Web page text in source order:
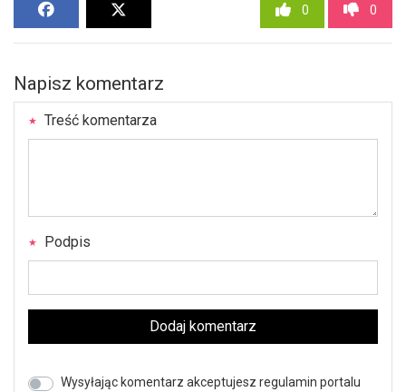
0 0
Napisz komentarz
Treść komentarza
Podpis
Dodaj komentarz
Wysyłając komentarz akceptujesz regulamin portalu